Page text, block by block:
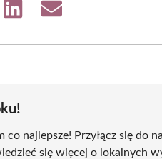
Share
Share
najlepsze! Przyłącz się do
się więcej o lokalnych